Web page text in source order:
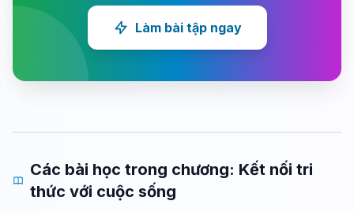
Làm bài tập ngay
Các bài học trong chương: Kết nối tri
thức với cuộc sống